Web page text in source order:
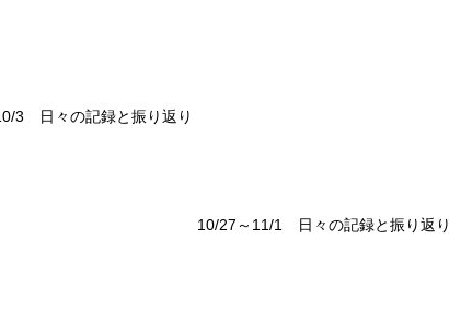
3 日々の記録と振り返り
10/27～11/1 日々の記録と振り返り